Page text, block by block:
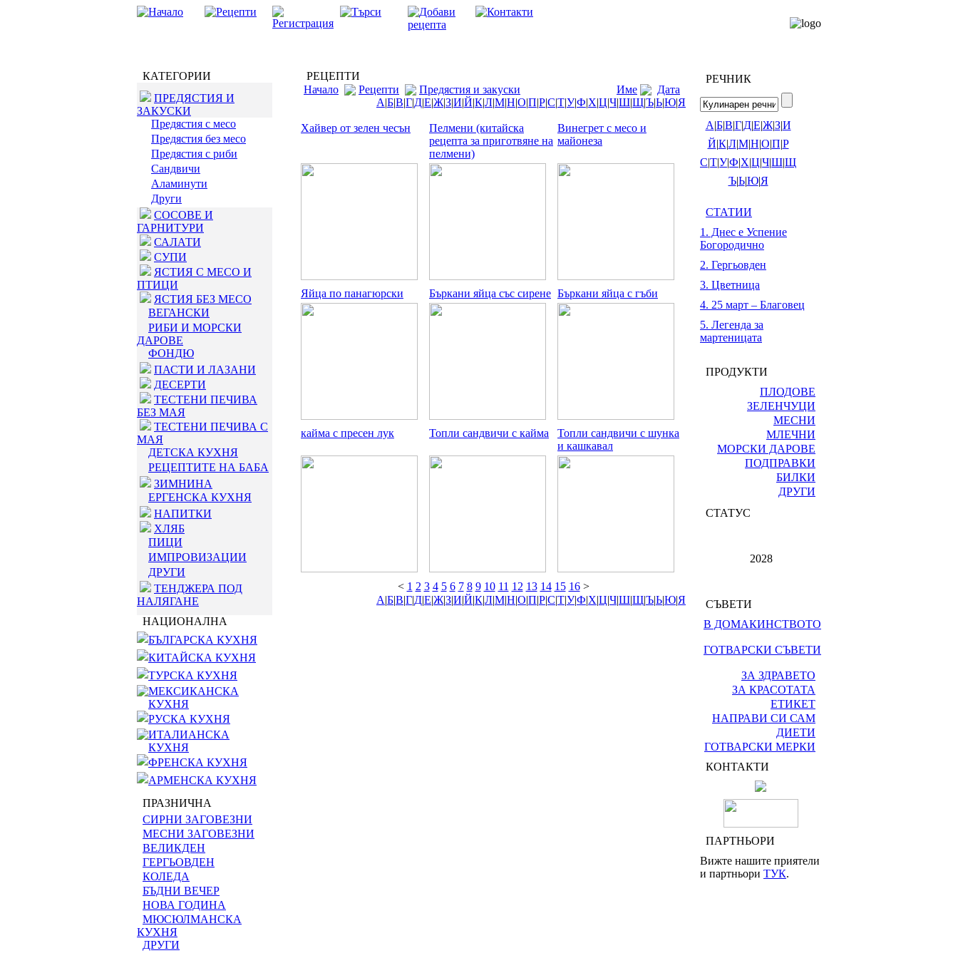
КАТЕГОРИИ
ПРЕДЯСТИЯ И
ЗАКУСКИ
Предястия с месо
Предястия без месо
Предястия с риби
Сандвичи
Аламинути
Други
СОСОВЕ И
ГАРНИТУРИ
САЛАТИ
СУПИ
ЯСТИЯ С МЕСО И
ПТИЦИ
ЯСТИЯ БЕЗ МЕСО
ВЕГАНСКИ
РИБИ И МОРСКИ
ДАРОВЕ
ФОНДЮ
ПАСТИ И ЛАЗАНИ
ДЕСЕРТИ
ТЕСТЕНИ ПЕЧИВА
БЕЗ МАЯ
ТЕСТЕНИ ПЕЧИВА С
МАЯ
ДЕТСКА КУХНЯ
РЕЦЕПТИТЕ НА БАБА
ЗИМНИНА
ЕРГЕНСКА КУХНЯ
НАПИТКИ
ХЛЯБ
ПИЦИ
ИМПРОВИЗАЦИИ
ДРУГИ
ТЕНДЖЕРА ПОД
НАЛЯГАНЕ
НАЦИОНАЛНА
БЪЛГАРСКА КУХНЯ
КИТАЙСКА КУХНЯ
ТУРСКА КУХНЯ
МЕКСИКАНСКА
КУХНЯ
РУСКА КУХНЯ
ИТАЛИАНСКА
КУХНЯ
ФРЕНСКА КУХНЯ
АРМЕНСКА КУХНЯ
ПРАЗНИЧНА
СИРНИ ЗАГОВЕЗНИ
МЕСНИ ЗАГОВЕЗНИ
ВЕЛИКДЕН
ГЕРГЬОВДЕН
КОЛЕДА
БЪДНИ ВЕЧЕР
НОВА ГОДИНА
МЮСЮЛМАНСКА
КУХНЯ
ДРУГИ
РЕЦЕПТИ
Начало
Рецепти Предястия и закуски Име
Дата
А|Б|В|Г|Д|Е|Ж|З|И|Й|К|Л|М|Н|О|П|Р|С|Т|У|Ф|Х|Ц|Ч|Ш|Щ|Ъ|Ь|Ю|Я
Хайвер от зелен чесън
Пелмени (китайска
рецепта за приготвяне на
пелмени)
Винегрет с месо и
майонеза
Яйца по панагюрски Бъркани яйца със сирене Бъркани яйца с гъби
кайма с пресен лук Топли сандвичи с кайма
Топли сандвичи с шунка
и кашкавал
< 1 2 3 4 5 6 7 8 9 10 11 12 13 14 15 16>
А|Б|В|Г|Д|Е|Ж|З|И|Й|К|Л|М|Н|О|П|Р|С|Т|У|Ф|Х|Ц|Ч|Ш|Щ|Ъ|Ь|Ю|Я
РЕЧНИК
А|Б|В|Г|Д|Е|Ж|З|И
Й|К|Л|М|Н|О|П|Р
С|Т|У|Ф|Х|Ц|Ч|Ш|Щ
Ъ|Ь|Ю|Я
СТАТИИ
1. Днес е Успение
Богородично
2. Гергьовден
3. Цветница
4. 25 март – Благовец
5. Легенда за
мартеницата
ПРОДУКТИ
ПЛОДОВЕ
ЗЕЛЕНЧУЦИ
МЕСНИ
МЛЕЧНИ
МОРСКИ ДАРОВЕ
ПОДПРАВКИ
БИЛКИ
ДРУГИ
СТАТУС
2028
СЪВЕТИ
В ДОМАКИНСТВОТО
ГОТВАРСКИ СЪВЕТИ
ЗА ЗДРАВЕТО
ЗА КРАСОТАТА
ЕТИКЕТ
НАПРАВИ СИ САМ
ДИЕТИ
ГОТВАРСКИ МЕРКИ
КОНТАКТИ
ПАРТНЬОРИ
Вижте нашите приятели
и партньори ТУК.